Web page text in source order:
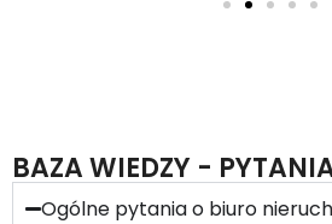
BAZA WIEDZY -
Ogólne pytania o biuro